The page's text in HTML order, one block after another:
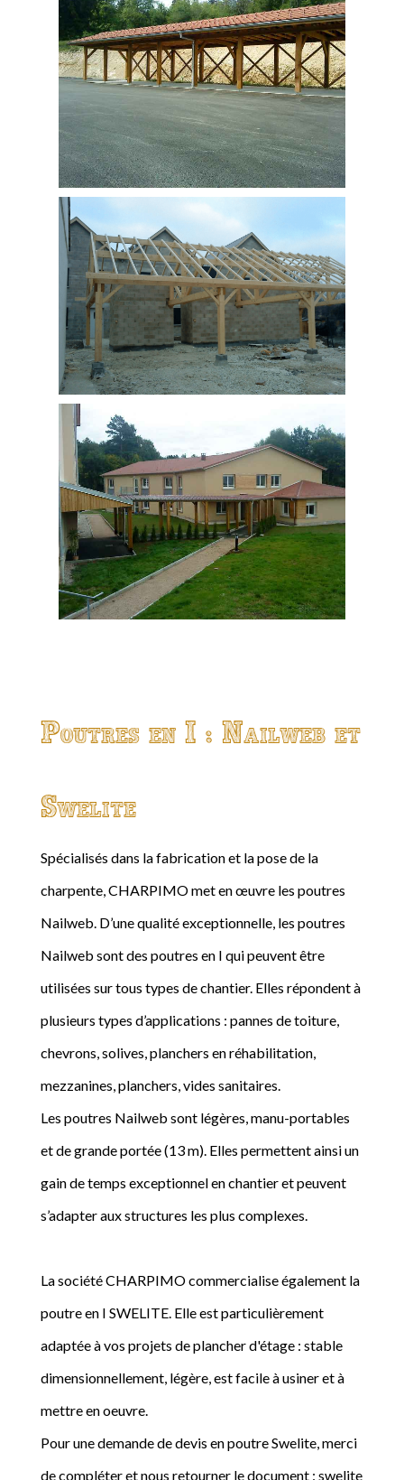
Poutres en I : Nailweb et
Swelite
Spécialisés dans la fabrication et la pose de la
charpente, CHARPIMO met en œuvre les poutres
Nailweb. D’une qualité exceptionnelle, les poutres
Nailweb sont des poutres en I qui peuvent être
utilisées sur tous types de chantier. Elles répondent à
plusieurs types d’applications : pannes de toiture,
chevrons, solives, planchers en réhabilitation,
mezzanines, planchers, vides sanitaires.
Les poutres Nailweb sont légères, manu-portables
et de grande portée (13 m). Elles permettent ainsi un
gain de temps exceptionnel en chantier et peuvent
s’adapter aux structures les plus complexes.
La société CHARPIMO commercialise également la
poutre en I SWELITE. Elle est particulièrement
adaptée à vos projets de plancher d'étage : stable
dimensionnellement, légère, est facile à usiner et à
mettre en oeuvre.
Pour une demande de devis en poutre Swelite, merci
de compléter et nous retourner le document : swelite